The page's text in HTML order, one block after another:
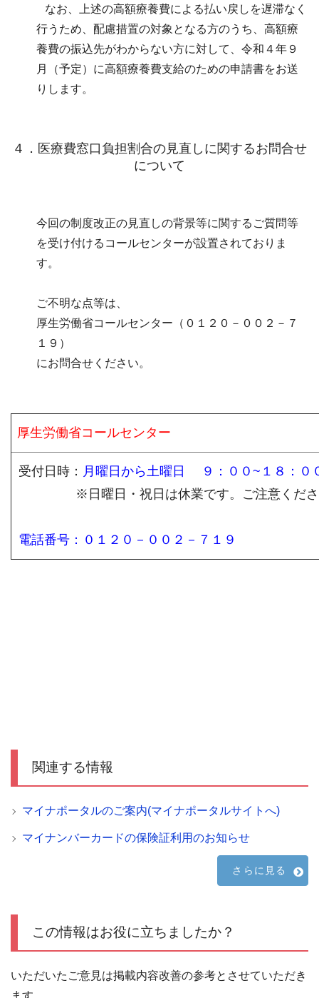
なお、上述の高額療養費による払い戻しを遅滞なく
行うため、配慮措置の対象となる方のうち、高額療
養費の振込先がわからない方に対して、令和４年９
月（予定）に高額療養費支給のための申請書をお送
りします。
４．医療費窓口負担割合の見直しに関するお問合せ
について
今回の制度改正の見直しの背景等に関するご質問等
を受け付けるコールセンターが設置されておりま
す。
ご不明な点等は、
厚生労働省コールセンター（０１２０－００２－７
１９）
にお問合せください。
厚生労働省コールセンター
受付日時： 月曜日から土曜日 ９：００~１８：０
※日曜日・祝日は休業です。ご注意くださ
電話番号：０１２０－００２－７１９
関連する情報
マイナポータルのご案内(マイナポータルサイトへ)
マイナンバーカードの保険証利用のお知らせ
さらに見る
この情報はお役に立ちましたか？
いただいたご意見は掲載内容改善の参考とさせていただき
ます